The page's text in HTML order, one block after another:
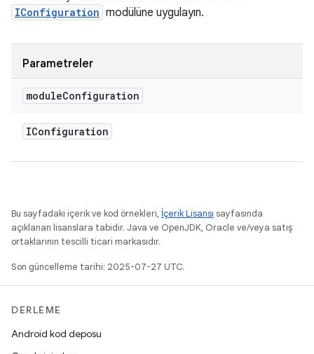
IConfiguration modülüne uygulayın.
Parametreler
moduleConfiguration
IConfiguration
Bu sayfadaki içerik ve kod örnekleri, İçerik Lisansı sayfasında
açıklanan lisanslara tabidir. Java ve OpenJDK, Oracle ve/veya satış
ortaklarının tescilli ticari markasıdır.
Son güncelleme tarihi: 2025-07-27 UTC.
DERLEME
Android kod deposu